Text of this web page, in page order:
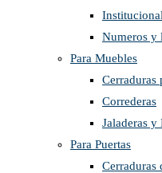
Institucional
Numeros y
Para Muebles
Cerraduras
Correderas
Jaladeras y
Para Puertas
Cerraduras